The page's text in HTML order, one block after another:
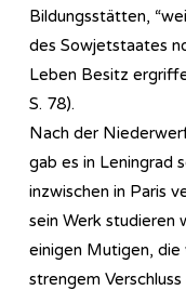
Bildungsstätten,
des Sowjetstaates
Leben Besitz
S. 78).
Nach der
gab es in Leningrad
inzwischen in Paris
sein Werk studieren
einigen Mutigen, die
strengem